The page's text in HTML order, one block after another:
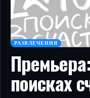
РАЗВЛЕЧЕНИЯ
поисках